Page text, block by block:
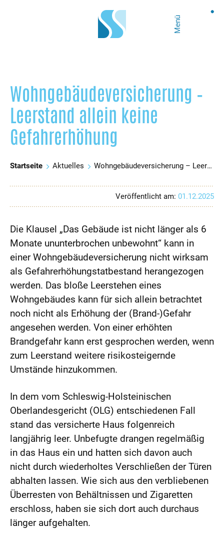
Menü
Wohngebäudeversicherung –
Leerstand allein keine
Gefahrerhöhung
Startseite Aktuelles Wohngebäudeversicherung – Leerstand allein keine Gefahrerhöhung
Veröffentlicht am: 01.12.2025
Die Klausel „Das Gebäude ist nicht länger als 6
Monate ununterbrochen unbewohnt“ kann in
einer Wohngebäudeversicherung nicht wirksam
als Gefahrerhöhungstatbestand herangezogen
werden. Das bloße Leerstehen eines
Wohngebäudes kann für sich allein betrachtet
noch nicht als Erhöhung der (Brand-)Gefahr
angesehen werden. Von einer erhöhten
Brandgefahr kann erst gesprochen werden, wenn
zum Leerstand weitere risikosteigernde
Umstände hinzukommen.
In dem vom Schleswig-Holsteinischen
Oberlandesgericht (OLG) entschiedenen Fall
stand das versicherte Haus folgenreich
langjährig leer. Unbefugte drangen regelmäßig
in das Haus ein und hatten sich davon auch
nicht durch wiederholtes Verschließen der Türen
abhalten lassen. Wie sich aus den verbliebenen
Überresten von Behältnissen und Zigaretten
erschloss, haben sie sich dort auch durchaus
länger aufgehalten.